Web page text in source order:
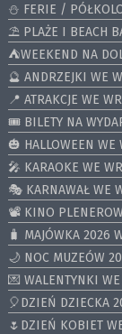
⛄️ FERIE /
⛱️ PLAŻE I BEACH
⛺️WEEKEND NA
🔮 ANDRZEJKI WE
📍 ATRAKCJE WE
🎟️ BILETY NA
🎃 HALLOWEEN WE
🎤 KARAOKE WE
🎭 KARNAWAŁ WE
📽️ KINO
🧳 MAJÓWKA 2026
🌙 NOC MUZEÓW
💌 WALENTYNKI
🎈DZIEŃ DZIECKA
🌷DZIEŃ KOBIET